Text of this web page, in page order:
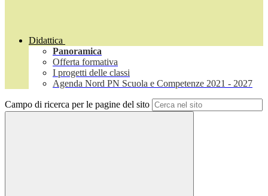
Didattica
Panoramica
Offerta formativa
I progetti delle classi
Agenda Nord PN Scuola e Competenze 2021 - 2027
Campo di ricerca per le pagine del sito